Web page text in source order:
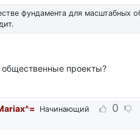
фундамента для масштабных
проекты?
Начинающий 0